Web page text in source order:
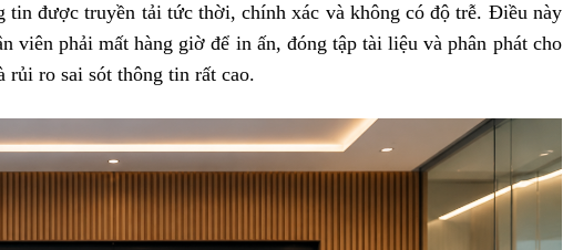
tin được truyền tải tức thời, chính xác và không có độ trễ. Điều này
viên phải mất hàng giờ để in ấn, đóng tập tài liệu và phân phát cho
ro sai sót thông tin rất cao.